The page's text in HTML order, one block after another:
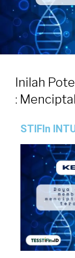
Inilah
:
STIFIn